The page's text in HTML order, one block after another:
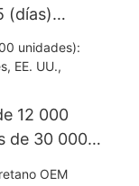
(días)
12 000
de 30 000